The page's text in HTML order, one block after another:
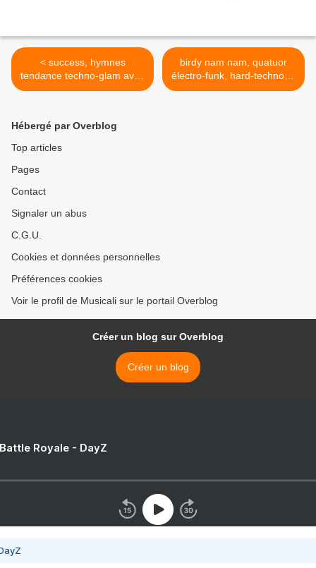
< success, hymnes
tendance techno-glam avec
mister eleganz
birdy nam nam, quatuor
électro-funk, hard-techno et
ambient >
Hébergé par Overblog
Top articles
Pages
Contact
Signaler un abus
C.G.U.
Cookies et données personnelles
Préférences cookies
Voir le profil de Musicali sur le portail Overblog
Créer un blog sur Overblog
Créer un blog
Royale - DayZ